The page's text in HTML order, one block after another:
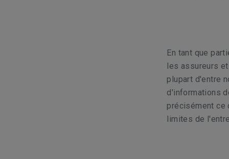
En tant que
les assureurs
plupart d'entre
d'informations
précisément ce
limites de